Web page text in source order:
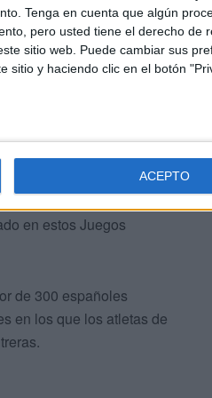
Tenga en cuenta que algún
pero usted tiene el derecho de
sitio web. Puede cambiar sus
sitio y haciendo clic en el botón
ACEPTO
zamorano Carlos Garrote
segunda posición en
en 31.194
en estos Juegos
de 300 españoles
en los que los atletas de